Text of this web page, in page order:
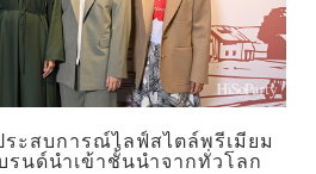
ระสบการณ์ไลฟ์สไตล์พรีเมียม
รนด์นำเข้าชั้นนำจากทั่วโลก